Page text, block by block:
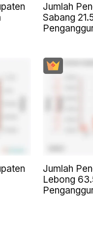
Jumlah
Sabang
Jumlah
Lebong